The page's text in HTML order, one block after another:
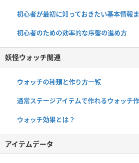
初心者が最初に知っておきたい基本情報
初心者のための効率的な序盤の進め方
妖怪ウォッチ関連
ウォッチの種類と作り方一覧
通常ステージアイテムで作れるウォッチ
ウォッチ効果とは？
アイテムデータ